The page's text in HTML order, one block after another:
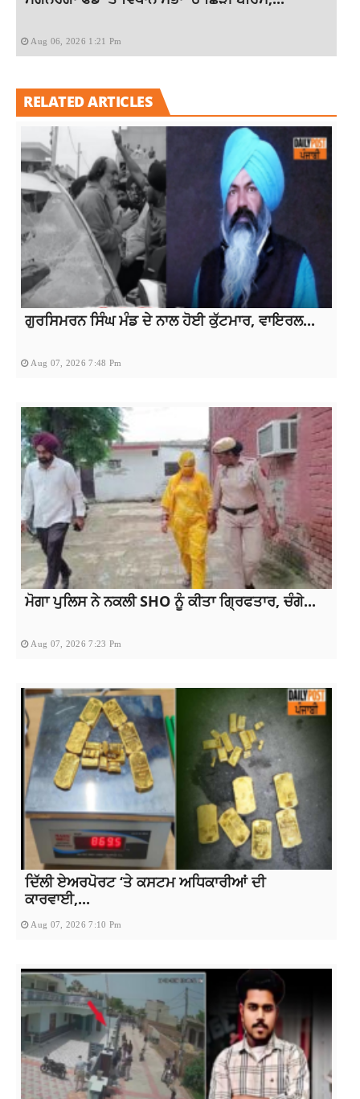
Aug 06, 2026 1:21 Pm
RELATED ARTICLES
ਗੁਰਸਿਮਰਨ ਸਿੰਘ ਮੰਡ ਦੇ ਨਾਲ ਹੋਈ ਕੁੱਟਮਾਰ, ਵਾਇਰਲ...
Aug 07, 2026 7:48 Pm
ਮੋਗਾ ਪੁਲਿਸ ਨੇ ਨਕਲੀ SHO ਨੂੰ ਕੀਤਾ ਗ੍ਰਿਫਤਾਰ, ਚੰਗੇ...
Aug 07, 2026 7:23 Pm
ਦਿੱਲੀ ਏਅਰਪੋਰਟ ‘ਤੇ ਕਸਟਮ ਅਧਿਕਾਰੀਆਂ ਦੀ
ਕਾਰਵਾਈ,...
Aug 07, 2026 7:10 Pm